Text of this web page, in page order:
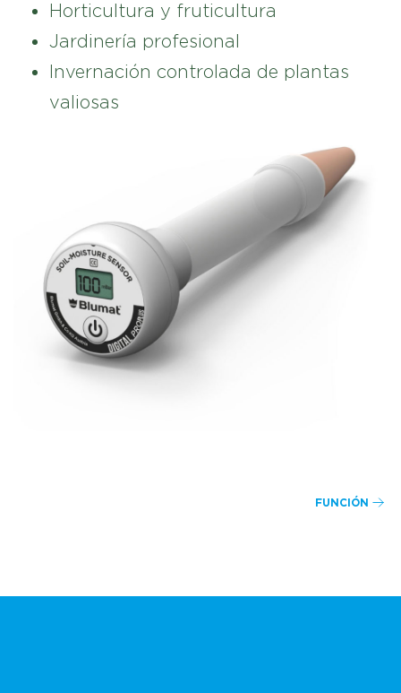
Horticultura y fruticultura
Jardinería profesional
Invernación controlada de plantas
valiosas
FUNCIÓN